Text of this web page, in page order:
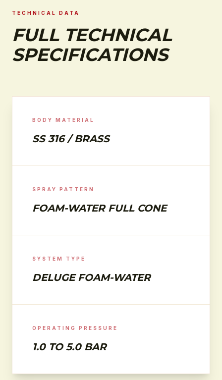
TECHNICAL DATA
FULL TECHNICAL
SPECIFICATIONS
BODY MATERIAL
SS 316 / BRASS
SPRAY PATTERN
FOAM-WATER FULL CONE
SYSTEM TYPE
DELUGE FOAM-WATER
OPERATING PRESSURE
1.0 TO 5.0 BAR